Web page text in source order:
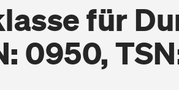
für
0950,